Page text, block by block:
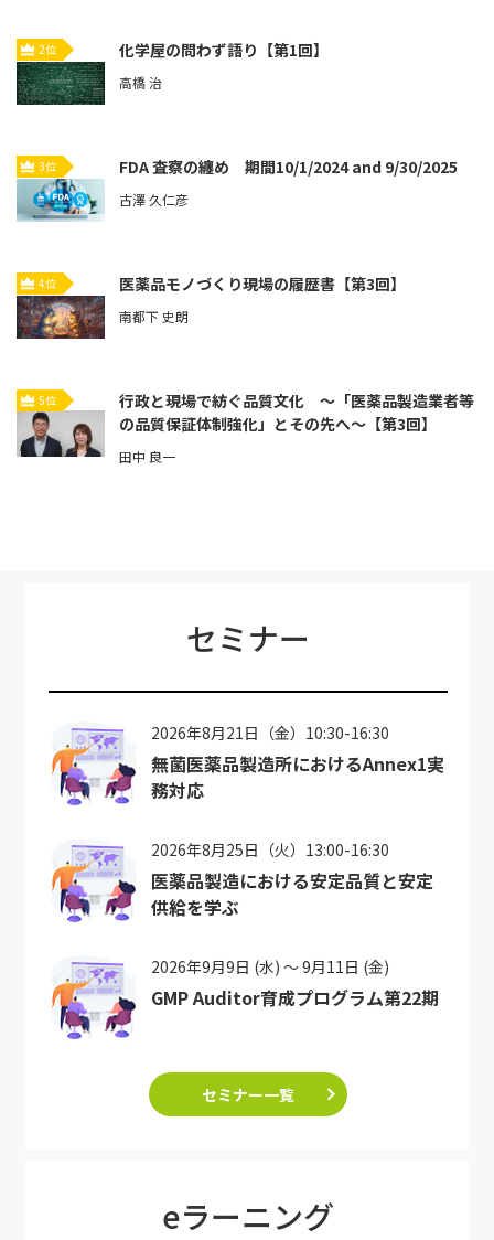
2位 化学屋の問わず語り【第1回】
高橋 治
3位 FDA 査察の纏め 期間10/1/2024 and 9/30/2025
古澤 久仁彦
4位 医薬品モノづくり現場の履歴書【第3回】
南都下 史朗
5位
行政と現場で紡ぐ品質文化 ～「医薬品製造業者等
の品質保証体制強化」とその先へ～【第3回】
田中 良一
セミナー
2026年8月21日（金）10:30-16:30
無菌医薬品製造所におけるAnnex1実
務対応
2026年8月25日（火）13:00-16:30
医薬品製造における安定品質と安定
供給を学ぶ
2026年9月9日 (水) ～ 9月11日 (金)
GMP Auditor育成プログラム第22期
セミナー一覧
eラーニング